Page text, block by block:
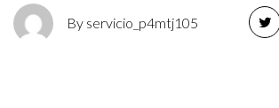
By servicio_p4mtj105